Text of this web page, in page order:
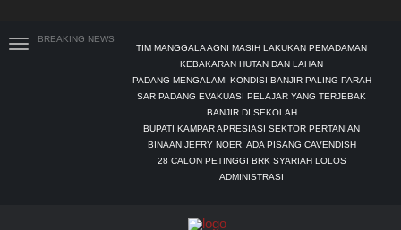
BREAKING NEWS
TIM MANGGALA AGNI MASIH LAKUKAN PEMADAMAN
KEBAKARAN HUTAN DAN LAHAN
PADANG MENGALAMI KONDISI BANJIR PALING PARAH
SAR PADANG EVAKUASI PELAJAR YANG TERJEBAK
BANJIR DI SEKOLAH
BUPATI KAMPAR APRESIASI SEKTOR PERTANIAN
BINAAN JEFRY NOER, ADA PISANG CAVENDISH
28 CALON PETINGGI BRK SYARIAH LOLOS
ADMINISTRASI